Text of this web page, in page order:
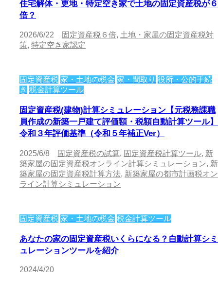
住宅解体・更地・特定空き家で土地の固定資産税が６
倍？
2026/6/22 固定資産税６倍, 土地・家屋の固定資産税対
策, 特定空き家認定
固定資産税 家・土地の税金 家・間取り 役所・公的手続
き 税金計算ツール
固定資産税(建物)計算シミュレーション【元税務課職
員作成の新築一戸建て評価額・税額自動計算ツール】
令和３年評価基準（令和５年補正Ver）
2025/6/8 固定資産税の試算, 固定資産税計算ツール, 新
築家屋の固定資産税オンライン計算シミュレーション, 新
築家屋の固定資産税計算方法, 新築家屋の都市計画税オン
ライン計算シミュレーション
固定資産税 家・土地の税金 税金計算ツール
あなたの家の固定資産税いくらになる？自動計算シミ
ュレーションツールを紹介
2024/4/20